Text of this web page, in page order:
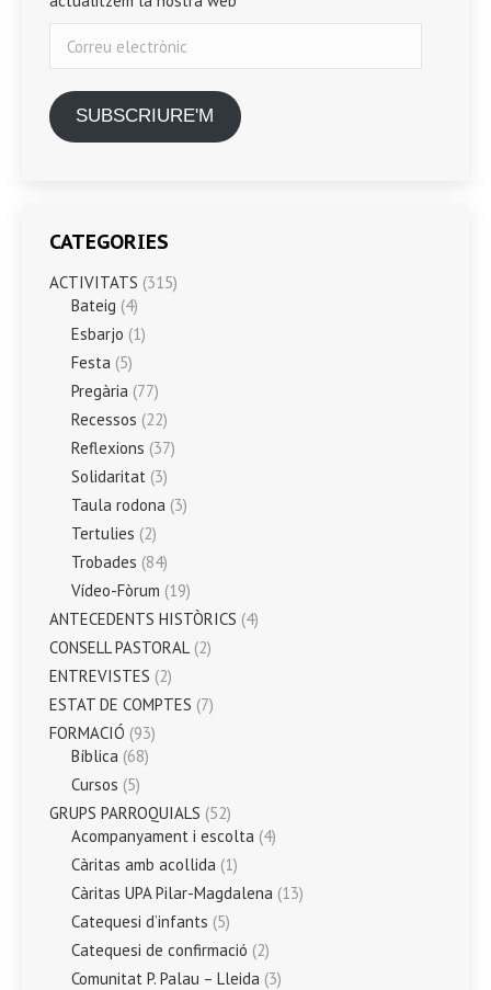
electrònic
SUBSCRIURE'M
CATEGORIES
ACTIVITATS (315)
Bateig (4)
Esbarjo (1)
Festa (5)
Pregària (77)
Recessos (22)
Reflexions (37)
Solidaritat (3)
Taula rodona (3)
Tertulies (2)
Trobades (84)
Vídeo-Fòrum (19)
ANTECEDENTS HISTÒRICS (4)
CONSELL PASTORAL (2)
ENTREVISTES (2)
ESTAT DE COMPTES (7)
FORMACIÓ (93)
Bíblica (68)
Cursos (5)
GRUPS PARROQUIALS (52)
Acompanyament i escolta (4)
Càritas amb acollida (1)
Càritas UPA Pilar-Magdalena (13)
Catequesi d’infants (5)
Catequesi de confirmació (2)
Comunitat P. Palau – Lleida (3)